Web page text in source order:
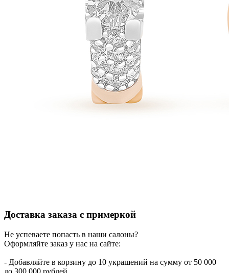
Доставка заказа с примеркой
Не успеваете попасть в наши салоны?
Оформляйте заказ у нас на сайте:
- Добавляйте в корзину до 10 украшений на сумму от 50 000
до 300 000 рублей.